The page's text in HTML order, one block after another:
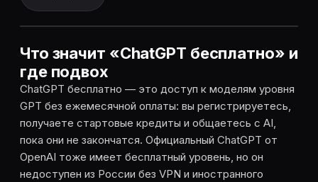
Что значит «ChatGPT бесплатно» и
где подвох
ChatGPT бесплатно — это доступ к моделям уровня
GPT без ежемесячной оплаты: вы регистрируетесь,
получаете стартовые кредиты и общаетесь с AI,
пока они не закончатся. Официальный ChatGPT от
OpenAI тоже имеет бесплатный уровень, но он
недоступен из России без VPN и иностранного